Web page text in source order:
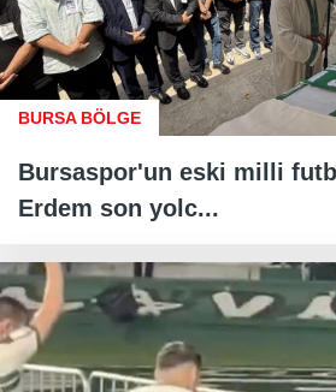
BURSA BÖLGE
Bursaspor'un eski milli
Erdem son yolc...